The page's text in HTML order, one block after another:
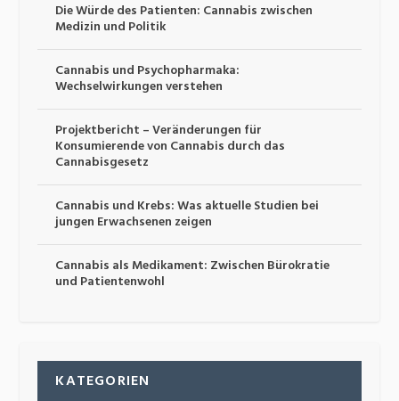
Die Würde des Patienten: Cannabis zwischen
Medizin und Politik
Cannabis und Psychopharmaka:
Wechselwirkungen verstehen
Projektbericht – Veränderungen für
Konsumierende von Cannabis durch das
Cannabisgesetz
Cannabis und Krebs: Was aktuelle Studien bei
jungen Erwachsenen zeigen
Cannabis als Medikament: Zwischen Bürokratie
und Patientenwohl
KATEGORIEN